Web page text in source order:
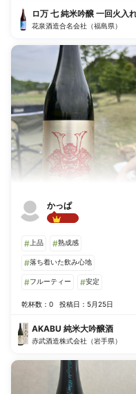
ロ万 七 純米吟醸 一回火入
花泉酒造合名会社（福島県）
かっぱ
# 上品 #熟成感
#落ち着いた飲み心地
#フルーティー #安定
乾杯数：0 投稿日：5月25日
AKABU 純米大吟醸酒
赤武酒造株式会社（岩手県）